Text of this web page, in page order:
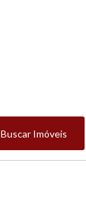
Buscar Imóveis